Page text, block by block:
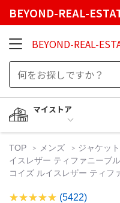
BEYOND-REAL-
BEYOND-REAL-
マイストア
TOP メンズ ジャケッ
イスレザー ティファニーブ
コイズ ルイスレザー ティフ
(5422)